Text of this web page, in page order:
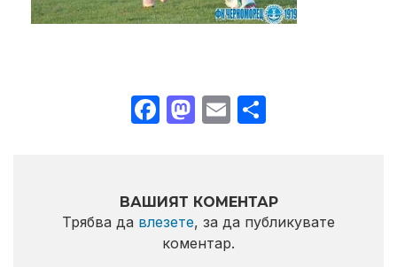
Facebook
Mastodon
Email
ВАШИЯТ КОМЕНТАР
Трябва да влезете, за да публикувате
коментар.